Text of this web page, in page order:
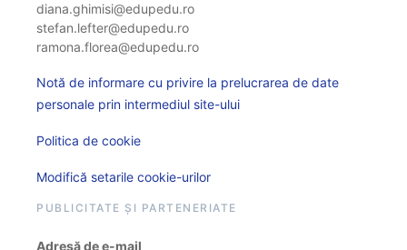
diana.ghimisi@edupedu.ro
stefan.lefter@edupedu.ro
ramona.florea@edupedu.ro
Notă de informare cu privire la prelucrarea de date
personale prin intermediul site-ului
Politica de cookie
Modifică setarile cookie-urilor
PUBLICITATE ȘI PARTENERIATE
Adresă de e-mail